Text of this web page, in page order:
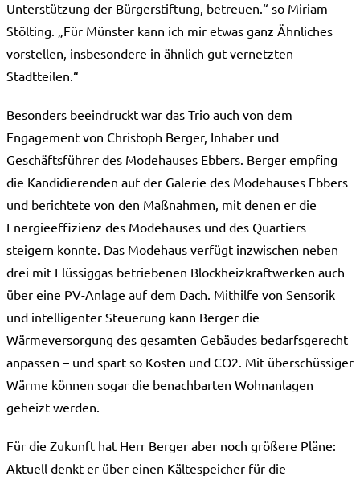
Unterstützung der Bürgerstiftung, betreuen.“ so Miriam
Stölting. „Für Münster kann ich mir etwas ganz Ähnliches
vorstellen, insbesondere in ähnlich gut vernetzten
Stadtteilen.“
Besonders beeindruckt war das Trio auch von dem
Engagement von Christoph Berger, Inhaber und
Geschäftsführer des Modehauses Ebbers. Berger empfing
die Kandidierenden auf der Galerie des Modehauses Ebbers
und berichtete von den Maßnahmen, mit denen er die
Energieeffizienz des Modehauses und des Quartiers
steigern konnte. Das Modehaus verfügt inzwischen neben
drei mit Flüssiggas betriebenen Blockheizkraftwerken auch
über eine PV-Anlage auf dem Dach. Mithilfe von Sensorik
und intelligenter Steuerung kann Berger die
Wärmeversorgung des gesamten Gebäudes bedarfsgerecht
anpassen – und spart so Kosten und CO2. Mit überschüssiger
Wärme können sogar die benachbarten Wohnanlagen
geheizt werden.
Für die Zukunft hat Herr Berger aber noch größere Pläne:
Aktuell denkt er über einen Kältespeicher für die